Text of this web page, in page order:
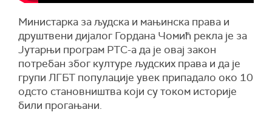
Министарка за људска и мањинска права и
друштвени дијалог Гордана Чомић рекла је за
Јутарњи програм РТС-а да је овај закон
потребан због културе људских права и да је
групи ЛГБТ популације увек припадало око 10
одсто становништва који су током историје
били прогањани.